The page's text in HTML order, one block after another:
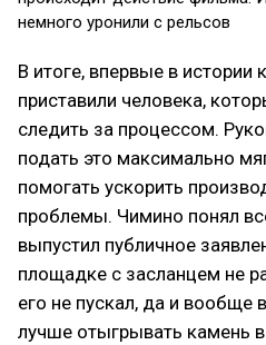
немного уронили с рельсов
В итоге, впервые в истории
приставили человека,
следить за процессом.
подать это максимально
помогать ускорить
проблемы. Чимино понял
выпустил публичное
площадке с засланцем не
его не пускал, да и вообще
лучше отыгрывать камень в